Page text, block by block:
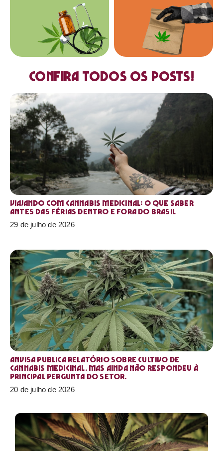
Confira todos os posts!
Viajando com cannabis medicinal: o que saber
antes das férias dentro e fora do Brasil
29 de julho de 2026
Anvisa publica relatório sobre cultivo de
Cannabis medicinal. Mas ainda não respondeu à
principal pergunta do setor.
20 de julho de 2026